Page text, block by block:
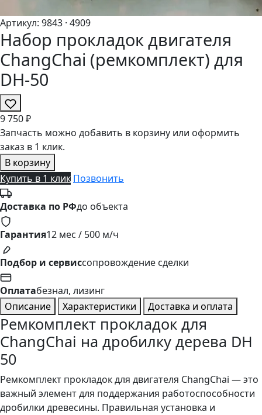
Артикул: 9843 · 4909
Набор прокладок двигателя
ChangChai (ремкомплект) для
DH-50
9750 ₽
Запчасть можно добавить в корзину или оформить
заказ в 1 клик.
В корзину
Купить в 1 клик Позвонить
Доставка по РФдо объекта
Гарантия12 мес / 500 м/ч
Подбор и сервиссопровождение сделки
Оплатабезнал, лизинг
Описание
Характеристики Доставка и оплата
Ремкомплект прокладок для
ChangChai на дробилку дерева DH
50
Ремкомплект прокладок для двигателя ChangChai — это
важный элемент для поддержания работоспособности
дробилки древесины. Правильная установка и